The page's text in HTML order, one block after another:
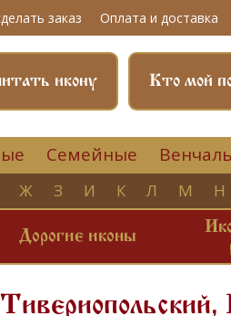
заказ Оплата и доставка
Кто мой
икону
Семейные
Ж З И К Л М Н
Дорогие иконы